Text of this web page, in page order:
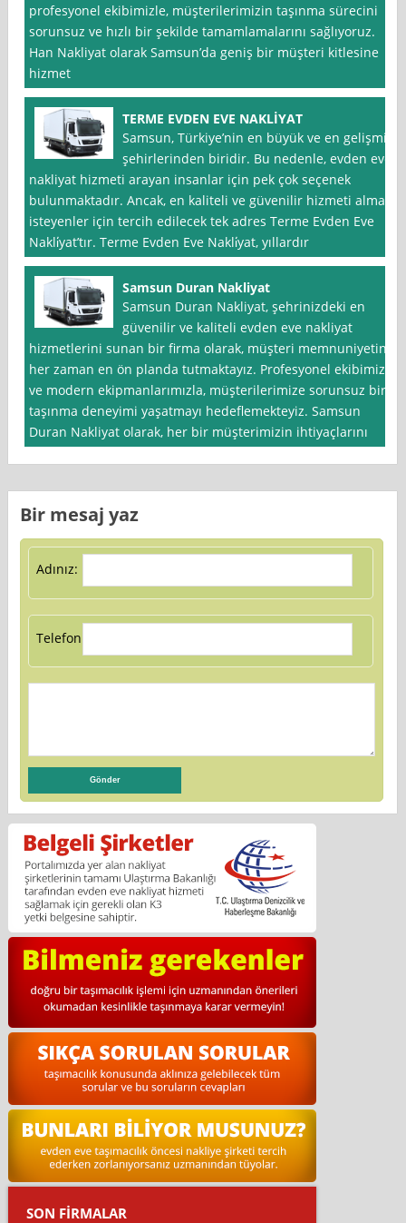
profesyonel ekibimizle, müşterilerimizin taşınma sürecini
sorunsuz ve hızlı bir şekilde tamamlamalarını sağlıyoruz.
Han Nakliyat olarak Samsun’da geniş bir müşteri kitlesine
hizmet
TERME EVDEN EVE NAKLİYAT
Samsun, Türkiye’nin en büyük ve en gelişmiş
şehirlerinden biridir. Bu nedenle, evden eve
nakliyat hizmeti arayan insanlar için pek çok seçenek
bulunmaktadır. Ancak, en kaliteli ve güvenilir hizmeti almak
isteyenler için tercih edilecek tek adres Terme Evden Eve
Nakli̇yat’tır. Terme Evden Eve Nakli̇yat, yıllardır
Samsun Duran Nakliyat
Samsun Duran Nakliyat, şehrinizdeki en
güvenilir ve kaliteli evden eve nakliyat
hizmetlerini sunan bir firma olarak, müşteri memnuniyetini
her zaman en ön planda tutmaktayız. Profesyonel ekibimiz
ve modern ekipmanlarımızla, müşterilerimize sorunsuz bir
taşınma deneyimi yaşatmayı hedeflemekteyiz. Samsun
Duran Nakliyat olarak, her bir müşterimizin ihtiyaçlarını
Bir mesaj yaz
Adınız:
Telefon:
SON FİRMALAR